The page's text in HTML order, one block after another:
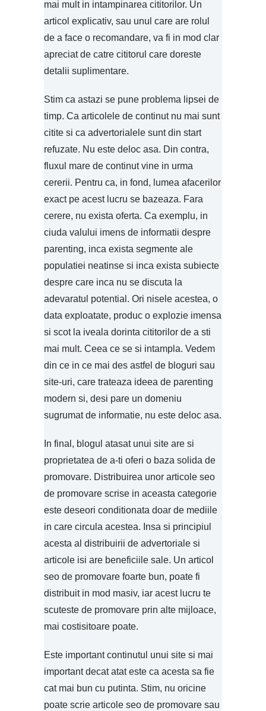
mai mult in intampinarea cititorilor. Un
articol explicativ, sau unul care are rolul
de a face o recomandare, va fi in mod clar
apreciat de catre cititorul care doreste
detalii suplimentare.
Stim ca astazi se pune problema lipsei de
timp. Ca articolele de continut nu mai sunt
citite si ca advertorialele sunt din start
refuzate. Nu este deloc asa. Din contra,
fluxul mare de continut vine in urma
cererii. Pentru ca, in fond, lumea afacerilor
exact pe acest lucru se bazeaza. Fara
cerere, nu exista oferta. Ca exemplu, in
ciuda valului imens de informatii despre
parenting, inca exista segmente ale
populatiei neatinse si inca exista subiecte
despre care inca nu se discuta la
adevaratul potential. Ori nisele acestea, o
data exploatate, produc o explozie imensa
si scot la iveala dorinta cititorilor de a sti
mai mult. Ceea ce se si intampla. Vedem
din ce in ce mai des astfel de bloguri sau
site-uri, care trateaza ideea de parenting
modern si, desi pare un domeniu
sugrumat de informatie, nu este deloc asa.
In final, blogul atasat unui site are si
proprietatea de a-ti oferi o baza solida de
promovare. Distribuirea unor articole seo
de promovare scrise in aceasta categorie
este deseori conditionata doar de mediile
in care circula acestea. Insa si principiul
acesta al distribuirii de advertoriale si
articole isi are beneficiile sale. Un articol
seo de promovare foarte bun, poate fi
distribuit in mod masiv, iar acest lucru te
scuteste de promovare prin alte mijloace,
mai costisitoare poate.
Este important continutul unui site si mai
important decat atat este ca acesta sa fie
cat mai bun cu putinta. Stim, nu oricine
poate scrie articole seo de promovare sau